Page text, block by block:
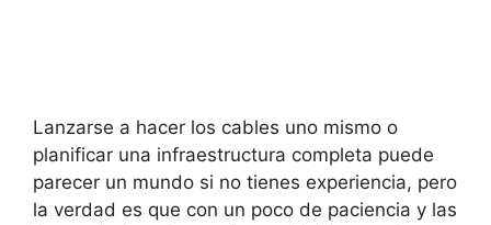
Lanzarse a hacer los cables uno mismo o
planificar una infraestructura completa puede
parecer un mundo si no tienes experiencia, pero
la verdad es que con un poco de paciencia y las